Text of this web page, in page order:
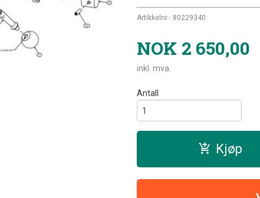
Artikkelnr.: 80229340
NOK 2 650,00
inkl. mva.
Antall
Kjøp